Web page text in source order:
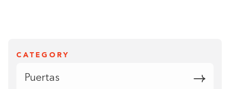
CATEGORY
Puertas